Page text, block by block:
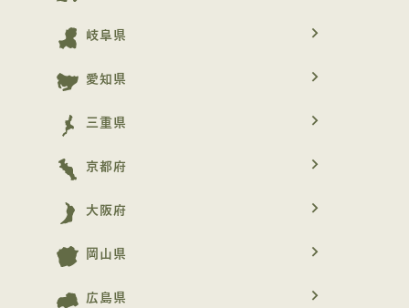
岐阜県 navigate_next
愛知県 navigate_next
三重県 navigate_next
京都府 navigate_next
大阪府 navigate_next
岡山県 navigate_next
広島県 navigate_next